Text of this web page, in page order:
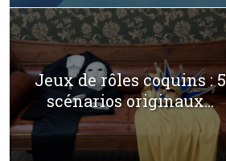
Jeux de rôles coquins : 5
scénarios originaux...